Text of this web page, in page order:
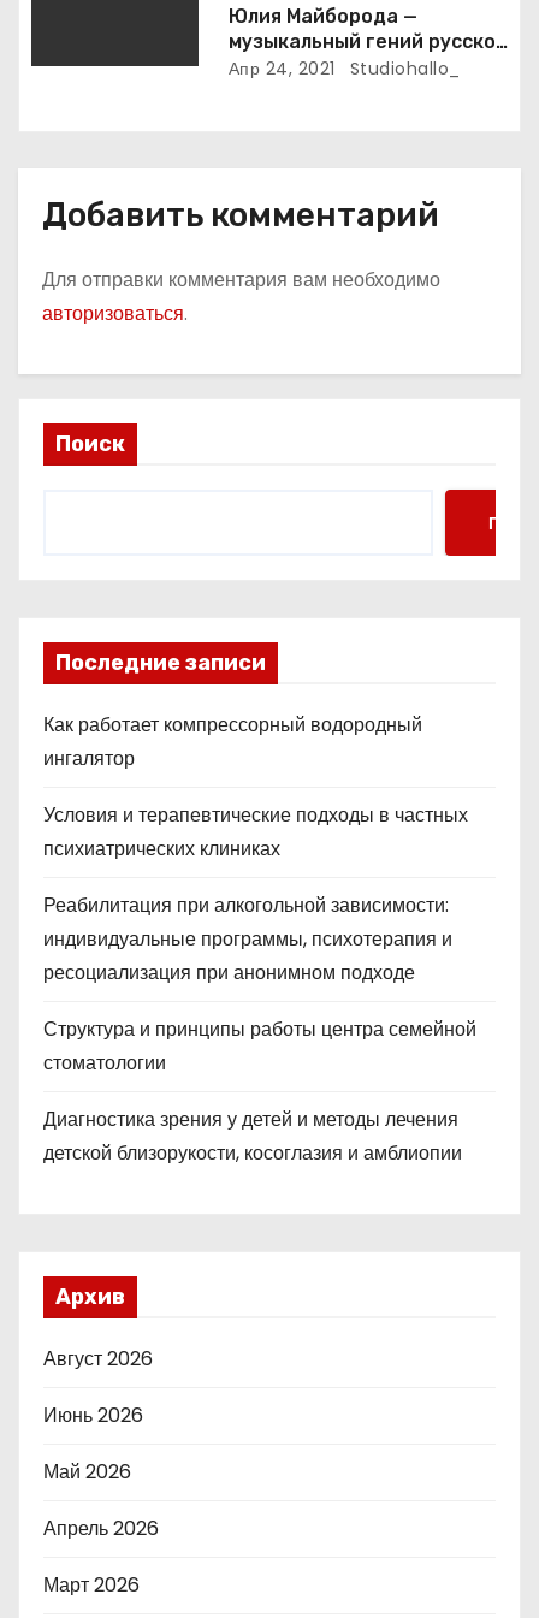
Юлия Майборода —
музыкальный гений русской
эстрады и победительница
Апр 24, 2021 Studiohallo_
Добавить комментарий
Для отправки комментария вам необходимо
авторизоваться.
Поиск
Поиск
Последние записи
Как работает компрессорный водородный
ингалятор
Условия и терапевтические подходы в частных
психиатрических клиниках
Реабилитация при алкогольной зависимости:
индивидуальные программы, психотерапия и
ресоциализация при анонимном подходе
Структура и принципы работы центра семейной
стоматологии
Диагностика зрения у детей и методы лечения
детской близорукости, косоглазия и амблиопии
Архив
Август 2026
Июнь 2026
Май 2026
Апрель 2026
Март 2026